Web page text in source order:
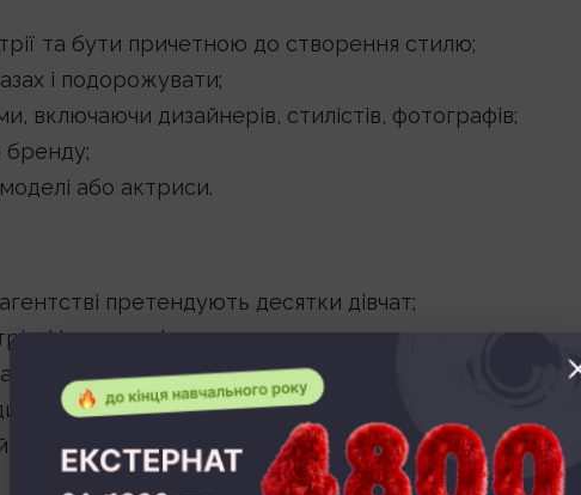
та бути причетною до створення стилю;
і подорожувати;
включаючи дизайнерів, стилістів, фотографів;
бренду;
або актриси.
претендують десятки дівчат;
фігури та віку;
від кількості замовлень;
репетиції, дефіле на підборах, незручні костюми;
оцінкою зовнішності.